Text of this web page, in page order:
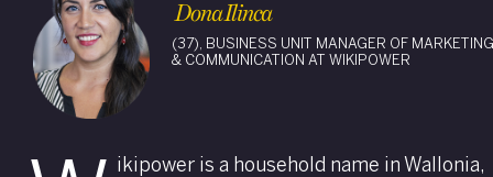
Dona Ilinca
(37), BUSINESS UNIT MANAGER OF MARKETING
& COMMUNICATION AT WIKIPOWER
ikipower is a household name in Wallonia,